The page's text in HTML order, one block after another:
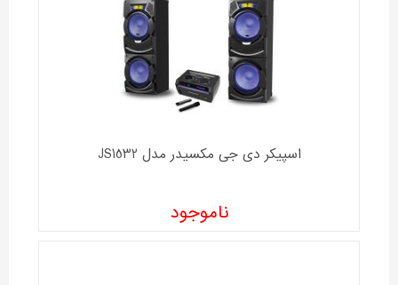
اسپیکر دی جی مکسیدر مدل JS1532
ناموجود